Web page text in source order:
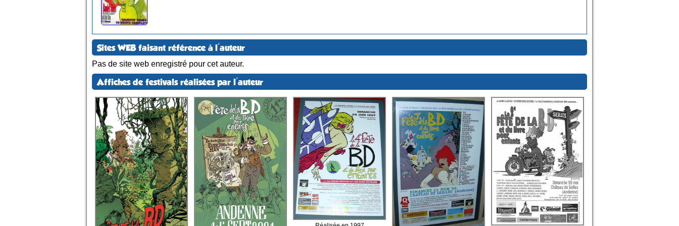
Sites WEB faisant référence à l'auteur
Pas de site web enregistré pour cet auteur.
Affiches de festivals réalisées par l'auteur